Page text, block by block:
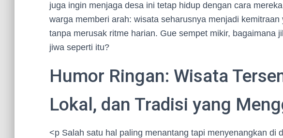
juga ingin menjaga desa ini tetap hidup dengan cara
warga memberi arah: wisata seharusnya menjadi
tanpa merusak ritme harian. Gue sempet mikir, bagaimana
jiwa seperti itu?
Humor Ringan: Wisata
Lokal, dan Tradisi yang
<p Salah satu hal paling menantang tapi menyenangkan di